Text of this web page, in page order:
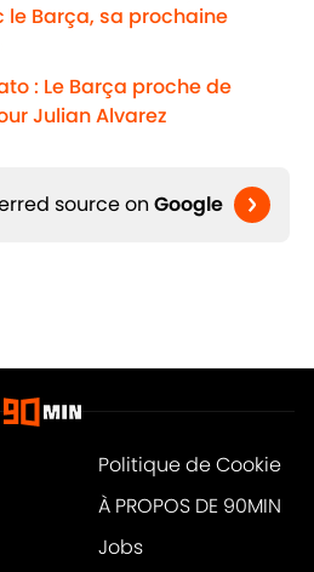
Barça, sa prochaine
: Le Barça proche de
Julian Alvarez
source on Google
Politique de Cookie
À PROPOS DE 90MIN
Jobs